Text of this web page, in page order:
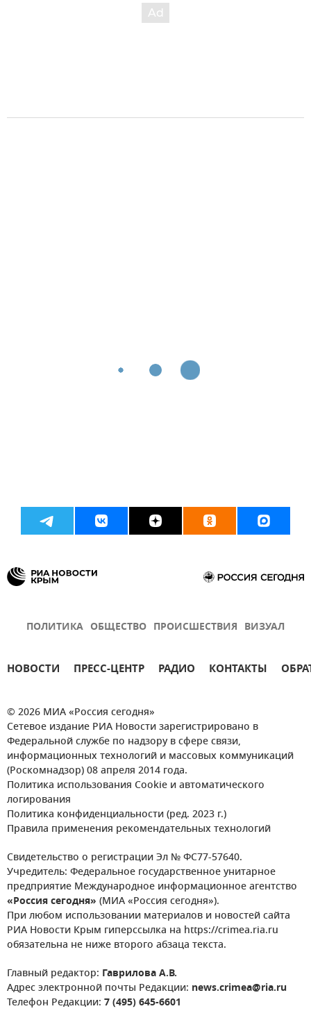
ПОЛИТИКА ОБЩЕСТВО ПРОИСШЕСТВИЯ ВИЗУАЛ
НОВОСТИ ПРЕСС-ЦЕНТР РАДИО КОНТАКТЫ
© 2026 МИА «Россия сегодня»
Сетевое издание РИА Новости зарегистрировано в
Федеральной службе по надзору в сфере связи,
информационных технологий и массовых коммуникаций
(Роскомнадзор) 08 апреля 2014 года.
Политика использования Cookie и автоматического
логирования
Политика конфиденциальности (ред. 2023 г.)
Правила применения рекомендательных технологий
Свидетельство о регистрации Эл № ФС77-57640.
Учредитель: Федеральное государственное унитарное
предприятие Международное информационное агентство
«Россия сегодня» (МИА «Россия сегодня»).
При любом использовании материалов и новостей сайта
РИА Новости Крым гиперссылка на https://crimea.ria.ru
обязательна не ниже второго абзаца текста.
Главный редактор: Гаврилова А.В.
Адрес электронной почты Редакции: news.crimea@ria.ru
Телефон Редакции: 7 (495) 645-6601